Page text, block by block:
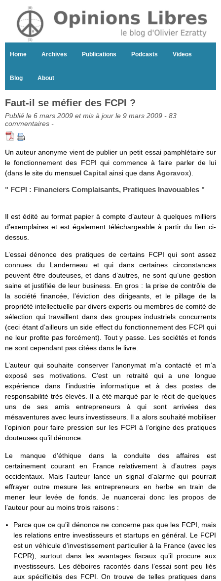
Home Archives Publications Podcasts Videos
Blog About
Faut-il se méfier des FCPI ?
Publié le 6 mars 2009 et mis à jour le 9 mars 2009 - 83
commentaires -
Un auteur anonyme vient de publier un petit essai pamphlétaire sur
le fonctionnement des FCPI qui commence à faire parler de lui
(dans le site du mensuel Capital ainsi que dans Agoravox).
" FCPI : Financiers Complaisants, Pratiques Inavouables "
Il est édité au format papier à compte d’auteur à quelques milliers
d’exemplaires et est également téléchargeable à partir du lien ci-
dessus.
L’essai dénonce des pratiques de certains FCPI qui sont assez
connues du Landerneau et qui dans certaines circonstances
peuvent être douteuses, et dans d’autres, ne sont qu’une gestion
saine et justifiée de leur business. En gros : la prise de contrôle de
la société financée, l’éviction des dirigeants, et le pillage de la
propriété intellectuelle par divers experts ou membres de comité de
sélection qui travaillent dans des groupes industriels concurrents
(ceci étant d’ailleurs un side effect du fonctionnement des FCPI qui
ne leur profite pas forcément). Tout y passe. Les sociétés et fonds
ne sont cependant pas citées dans le livre.
L’auteur qui souhaite conserver l’anonymat m’a contacté et m’a
exposé ses motivations. C’est un retraité qui a une longue
expérience dans l’industrie informatique et à des postes de
responsabilité très élevés. Il a été marqué par le récit de quelques
uns de ses amis entrepreneurs à qui sont arrivées des
mésaventures avec leurs investisseurs. Il a alors souhaité mobiliser
l’opinion pour faire pression sur les FCPI à l’origine des pratiques
douteuses qu’il dénonce.
Le manque d’éthique dans la conduite des affaires est
certainement courant en France relativement à d’autres pays
occidentaux. Mais l’auteur lance un signal d’alarme qui pourrait
effrayer outre mesure les entrepreneurs en herbe en train de
mener leur levée de fonds. Je nuancerai donc les propos de
l’auteur pour au moins trois raisons :
Parce que ce qu’il dénonce ne concerne pas que les FCPI, mais
les relations entre investisseurs et startups en général. Le FCPI
est un véhicule d’investissement particulier à la France (avec les
FCPR), surtout dans les avantages fiscaux qu’il procure aux
investisseurs. Les déboires racontés dans l’essai sont peu liés
aux spécificités des FCPI. On trouve de telles pratiques dans